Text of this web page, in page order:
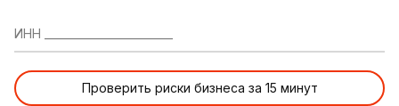
ИНН ________________________